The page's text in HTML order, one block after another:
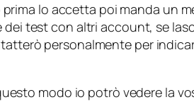
lo accetta poi manda un
test con altri account, se
personalmente per
modo io potrò vedere la